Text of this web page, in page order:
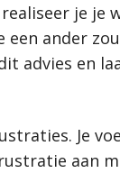
je je
ander
advies en
Je
aan